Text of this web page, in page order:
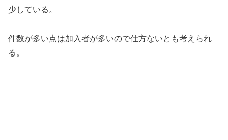
少している。
件数が多い点は加入者が多いので仕方ないとも考えられ
る。